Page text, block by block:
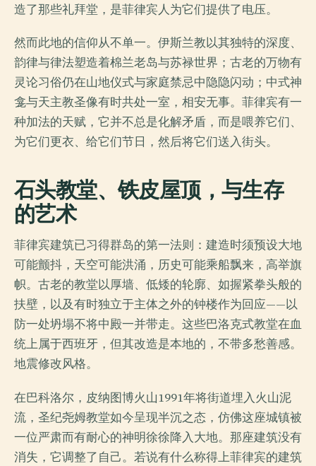
造了那些礼拜堂，是菲律宾人为它们提供了电压。
然而此地的信仰从不单一。伊斯兰教以其独特的深度、
韵律与律法塑造着棉兰老岛与苏禄世界；古老的万物有
灵论习俗仍在山地仪式与家庭禁忌中隐隐闪动；中式神
龛与天主教圣像有时共处一室，相安无事。菲律宾有一
种加法的天赋，它并不总是化解矛盾，而是喂养它们、
为它们更衣、给它们节日，然后将它们送入街头。
石头教堂、铁皮屋顶，与生存
的艺术
菲律宾建筑已习得群岛的第一法则：建造时须预设大地
可能颤抖，天空可能洪涌，历史可能乘船飘来，高举旗
帜。古老的教堂以厚墙、低矮的轮廓、如握紧拳头般的
扶壁，以及有时独立于主体之外的钟楼作为回应——以
防一处坍塌不将中殿一并带走。这些巴洛克式教堂在血
统上属于西班牙，但其改造是本地的，不带多愁善感。
地震修改风格。
在巴科洛尔，皮纳图博火山1991年将街道埋入火山泥
流，圣纪尧姆教堂如今呈现半沉之态，仿佛这座城镇被
一位严肃而有耐心的神明徐徐降入大地。那座建筑没有
消失，它调整了自己。若说有什么称得上菲律宾的建筑